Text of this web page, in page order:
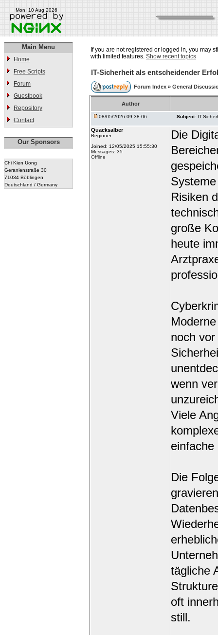
Mon, 10 Aug 2026
Main Menu
Home
Free Scripts
Forum
Guestbook
Repository
Contact
Our Sponsors
Chi Kien Uong
Geranienstraße 30
71034 Böblingen
Deutschland / Germany
If you are not registered or logged in, you may
with limited features. Show recent topics
IT-Sicherheit als entscheidender
Forum Index » General
Author
08/05/2026 09:38:06 Subject: IT-
Quacksalber
Beginner
Joined: 12/05/2025 15:55:30
Messages: 35
Offline
Die
Risiken
große
heute
noch
wenn
Viele
einfache
Die
tägliche
oft
still.